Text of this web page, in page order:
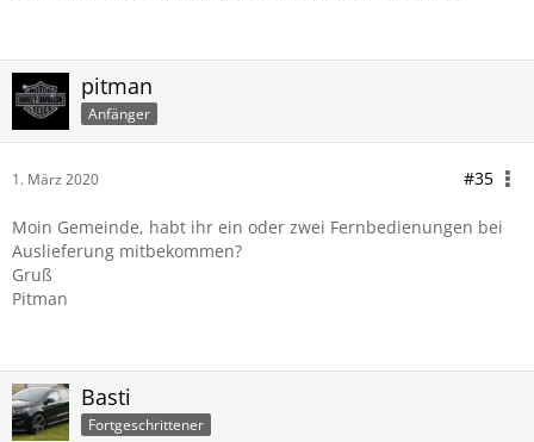
pitman
Anfänger
1. März 2020 #35
Moin Gemeinde, habt ihr ein oder zwei Fernbedienungen bei
Auslieferung mitbekommen?
Gruß
Pitman
Basti
Fortgeschrittener